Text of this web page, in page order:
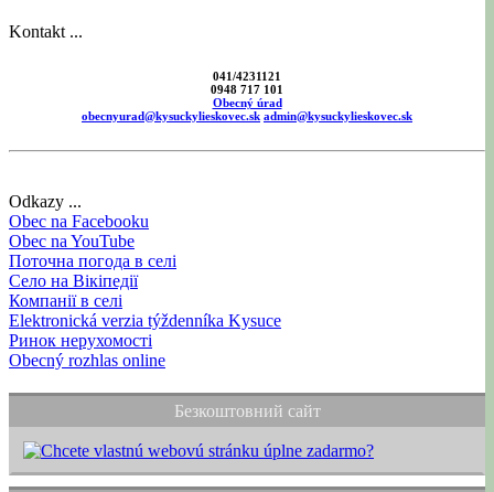
Kontakt ...
041/4231121
0948 717 101
Obecný úrad
obecnyurad@kysuckylieskovec.sk admin@kysuckylieskovec.sk
Odkazy ...
Obec na Facebooku
Obec na YouTube
Поточна погода в селі
Село на Вікіпедії
Компанії в селі
Elektronická verzia týždenníka Kysuce
Ринок нерухомості
Obecný rozhlas online
Безкоштовний сайт